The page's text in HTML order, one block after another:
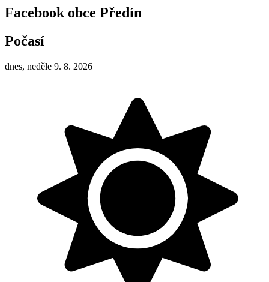
Facebook obce Předín
Počasí
dnes, neděle 9. 8. 2026